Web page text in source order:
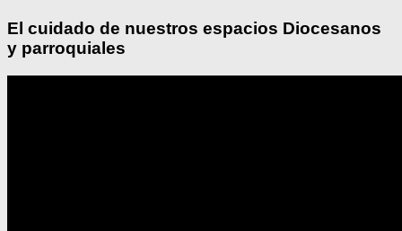
El cuidado de nuestros espacios Diocesanos
y parroquiales